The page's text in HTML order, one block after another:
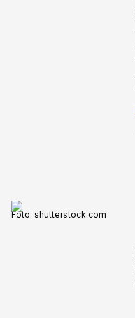
Foto: shutterstock.com